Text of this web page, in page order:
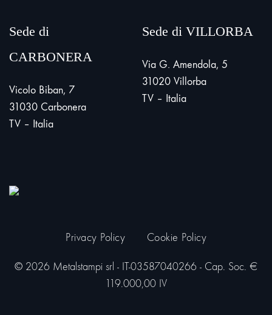
Sede di
CARBONERA
Vicolo Biban, 7
31030 Carbonera
TV – Italia
Sede di VILLORBA
Via G. Amendola, 5
31020 Villorba
TV – Italia
© 2026 Metalstampi srl - IT-03587040266 - Cap. Soc. €
119.000,00 IV
Privacy Policy Cookie Policy